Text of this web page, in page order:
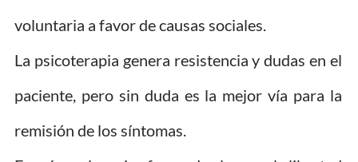
voluntaria a favor de causas sociales.
La psicoterapia genera resistencia y dudas en el
paciente, pero sin duda es la mejor vía para la
remisión de los síntomas.